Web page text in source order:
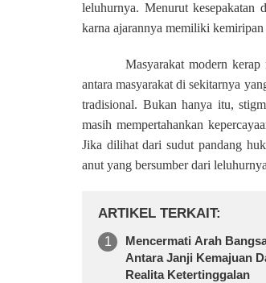
leluhurnya. Menurut kesepakatan
karna ajarannya memiliki
Masyarakat modern kerap
antara masyarakat di sekitarnya
tradisional. Bukan hanya itu,
masih mempertahankan
Jika dilihat dari sudut pandang
anut yang bersumber dari
ARTIKEL TERKAIT
Mencermati Arah
Antara Janji Kemajuan
Realita Ketertinggalan